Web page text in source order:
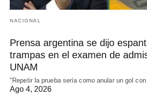
NACIONAL
Prensa argentina se dijo
trampas en el examen de
UNAM
"Repetir la prueba sería como anular un gol
Ago 4, 2026